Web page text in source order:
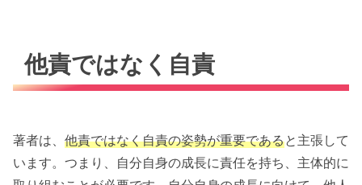
他責ではなく自責
著者は、 他責ではなく自責の姿勢が重要であると主張して
います。つまり、自分自身の成長に責任を持ち、主体的に